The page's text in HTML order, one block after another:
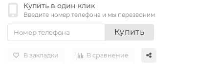
Купить в один клик
Введите номер телефона и мы перезвоним
Купить
В закладки В сравнение